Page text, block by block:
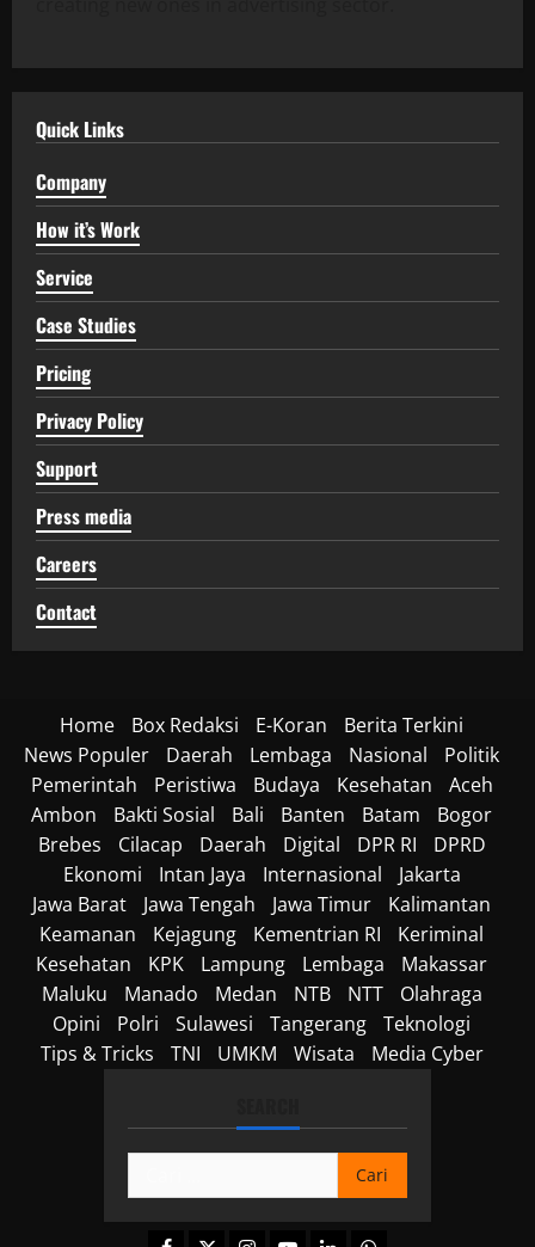
Quick Links
Company
How it’s Work
Service
Case Studies
Pricing
Privacy Policy
Support
Press media
Careers
Contact
Home Box Redaksi E-Koran
Berita Terkini
News Populer
Daerah Lembaga Nasional
Politik
Pemerintah
Peristiwa Budaya Kesehatan
Aceh
Ambon
Bakti Sosial Bali Banten Batam
Bogor
Brebes
Cilacap Daerah Digital DPR RI
DPRD
Ekonomi
Intan Jaya Internasional
Jakarta
Jawa Barat
Jawa Tengah Jawa Timur
Kalimantan
Keamanan
Kejagung Kementrian RI
Keriminal
Kesehatan
KPK Lampung Lembaga
Makassar
Maluku
Manado Medan NTB NTT
Olahraga
Opini
Polri Sulawesi Tangerang
Teknologi
Tips & Tricks
TNI UMKM Wisata Media Cyber
untuk: